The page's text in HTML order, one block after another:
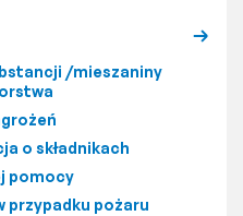
/mieszaniny
o składnikach
pomocy
przypadku pożaru